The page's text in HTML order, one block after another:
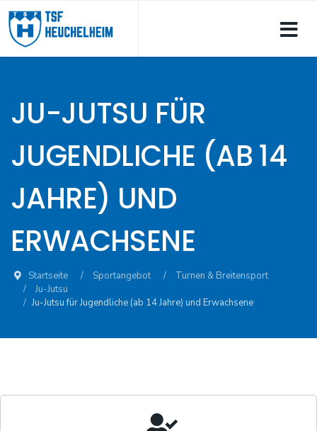
JU-JUTSU FÜR
JUGENDLICHE (AB 14
JAHRE) UND
ERWACHSENE
Startseite Sportangebot
Turnen & Breitensport
Ju-Jutsu
Ju-Jutsu für Jugendliche (ab 14 Jahre) und Erwachsene